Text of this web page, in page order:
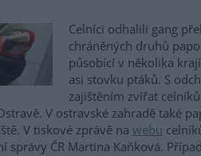
Celníci odhalili gang
chráněných druhů
působící v několika
asi stovku ptáků. S
zajištěním zvířat
V ostravské zahradě také
V tiskové zprávě na webu
správy ČR Martina Kaňková.